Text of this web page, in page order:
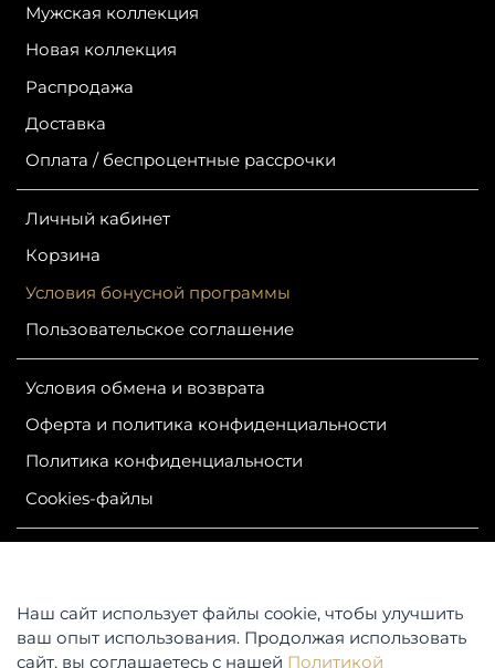
Мужская коллекция
Новая коллекция
Распродажа
Доставка
Оплата / беспроцентные рассрочки
Личный кабинет
Корзина
Условия бонусной программы
Пользовательское соглашение
Условия обмена и возврата
Оферта и политика конфиденциальности
Политика конфиденциальности
Сookies-файлы
ИНН 381100245830
Контакты: 664047, Российская Федерация, Иркутская
область,
Наш сайт использует файлы cookie, чтобы улучшить
ваш опыт использования. Продолжая использовать
сайт, вы соглашаетесь с нашей Политикой